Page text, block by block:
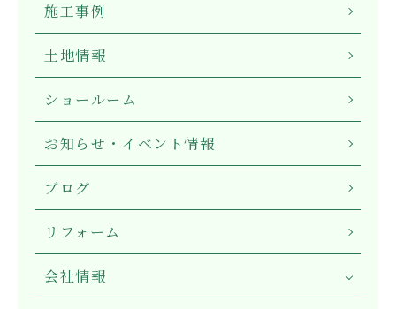
施工事例
土地情報
ショールーム
お知らせ・イベント情報
ブログ
リフォーム
会社情報